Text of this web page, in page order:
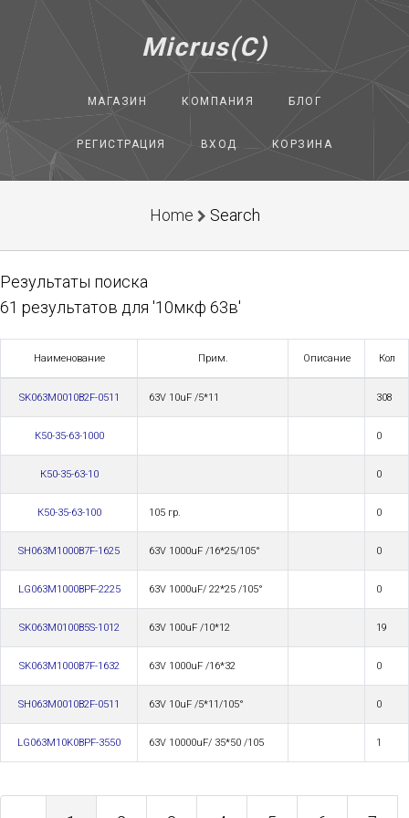
Micrus(C)
МАГАЗИН КОМПАНИЯ БЛОГ
РЕГИСТРАЦИЯ ВХОД КОРЗИНА
Home Search
Результаты поиска
61 результатов для '10мкф 63в'
Наименование Прим. Описание Кол
SK063M0010B2F-0511 63V 10uF /5*11 308
К50-35-63-1000 0
К50-35-63-10 0
К50-35-63-100 105 гр. 0
SH063M1000B7F-1625 63V 1000uF /16*25/105° 0
LG063M1000BPF-2225 63V 1000uF/ 22*25 /105° 0
SK063M0100B5S-1012 63V 100uF /10*12 19
SK063M1000B7F-1632 63V 1000uF /16*32 0
SH063M0010B2F-0511 63V 10uF /5*11/105° 0
LG063M10K0BPF-3550 63V 10000uF/ 35*50 /105 1